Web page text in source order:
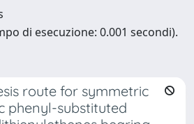
di esecuzione: 0.001 secondi).
route for symmetric
phenyl-substituted